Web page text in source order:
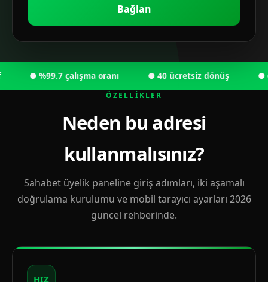
Bağlan
● %99.7 çalışma oranı ● 40 ücretsiz dönüş ●
ÖZELLIKLER
Neden bu adresi
kullanmalısınız?
Sahabet üyelik paneline giriş adımları, iki aşamalı
doğrulama kurulumu ve mobil tarayıcı ayarları 2026
güncel rehberinde.
HIZ